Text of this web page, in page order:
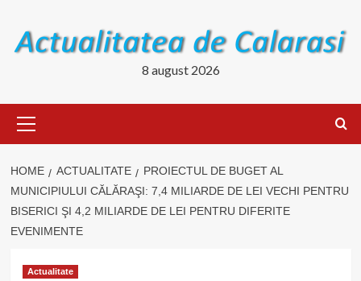
content
8 august 2026
Menu
HOME ACTUALITATE
PROIECTUL DE BUGET AL
MUNICIPIULUI CĂLĂRAŞI: 7,4 MILIARDE DE LEI VECHI PENTRU
BISERICI ŞI 4,2 MILIARDE DE LEI PENTRU DIFERITE
EVENIMENTE
Actualitate